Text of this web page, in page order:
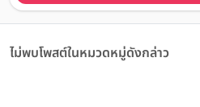
ไม่พบโพสต์ในหมวดหมู่ดังกล่าว